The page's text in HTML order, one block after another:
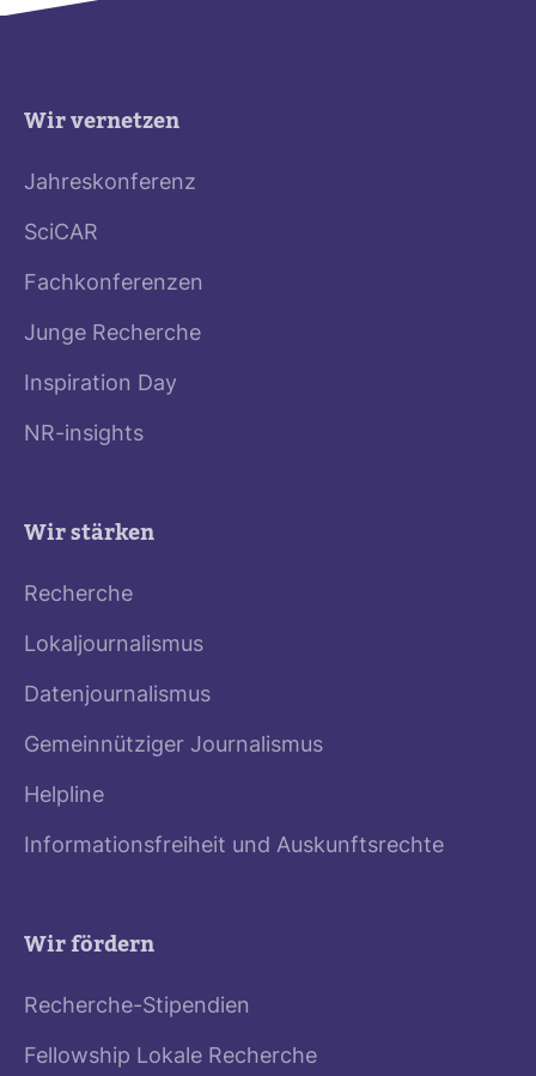
Wir vernetzen
Jahreskonferenz
SciCAR
Fachkonferenzen
Junge Recherche
Inspiration Day
NR-insights
Wir stärken
Recherche
Lokaljournalismus
Datenjournalismus
Gemeinnütziger Journalismus
Helpline
Informationsfreiheit und Auskunftsrechte
Wir fördern
Recherche-Stipendien
Fellowship Lokale Recherche